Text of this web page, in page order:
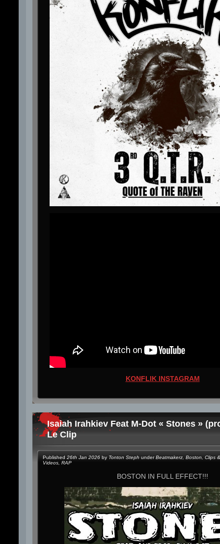
KONFLIK INSTAGRAM
Isaiah Irahkiev Feat M-Dot « Stones »
Le Clip
Published 26th Jan 2026 by Tonton Steph underBeatmakerz Boston
Clips &
Videos RAP
BOSTON IN FULL EFFECT!!!